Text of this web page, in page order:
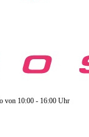
von 10:00 - 16:00 Uhr